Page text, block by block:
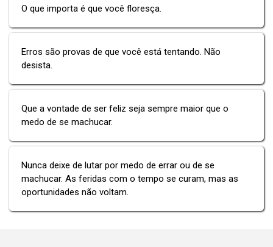
O que importa é que você floresça.
Erros são provas de que você está tentando. Não
desista.
Que a vontade de ser feliz seja sempre maior que o
medo de se machucar.
Nunca deixe de lutar por medo de errar ou de se
machucar. As feridas com o tempo se curam, mas as
oportunidades não voltam.